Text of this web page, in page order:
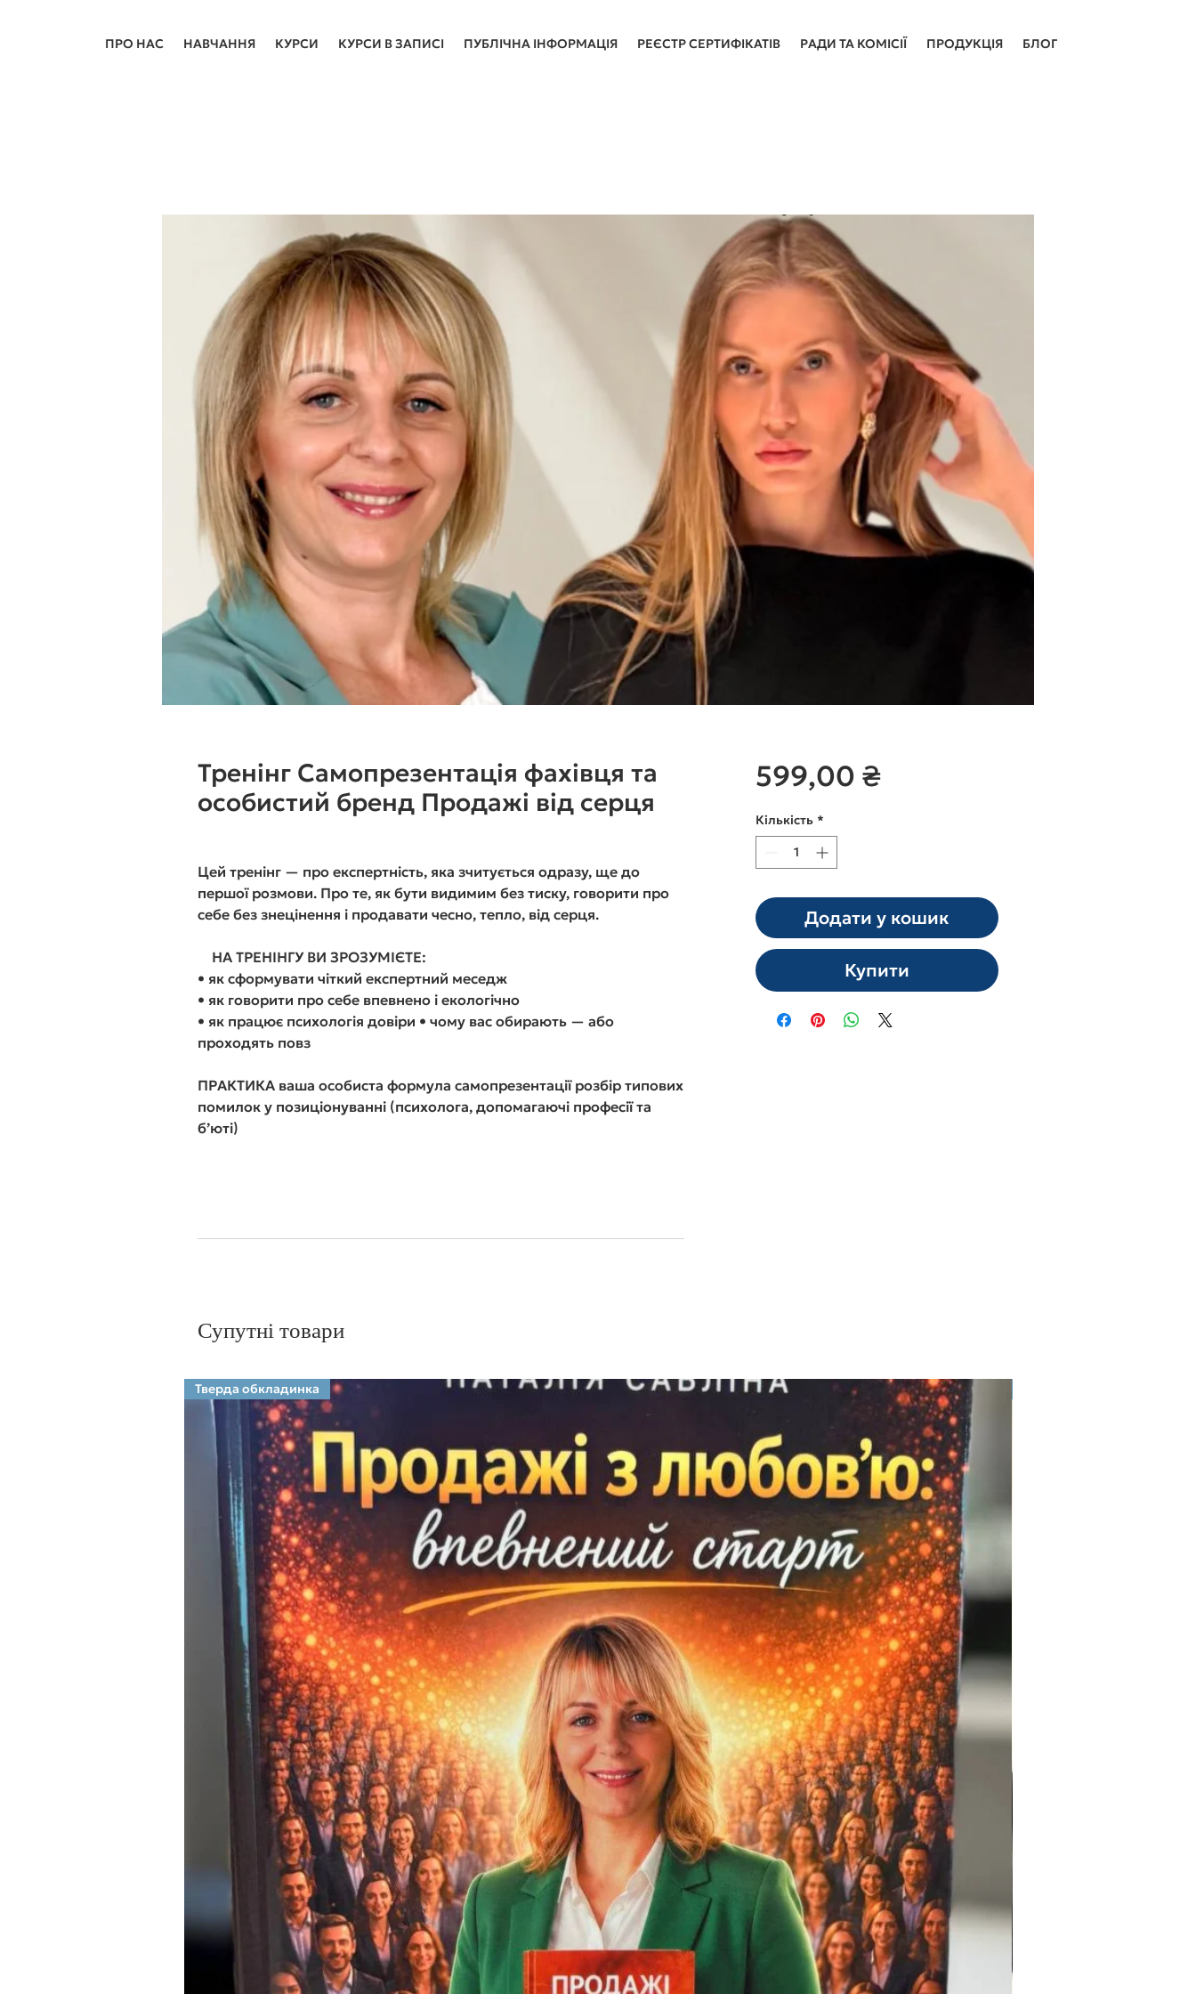
ПРО НАС НАВЧАННЯ КУРСИ КУРСИ В ЗАПИСІ ПУБЛІЧНА ІНФОРМАЦІЯ РЕЄСТР СЕРТИФІКАТІВ РАДИ ТА КОМІСІЇ ПРОДУКЦІЯ БЛОГ
Тренінг Самопрезентація фахівця та
особистий бренд Продажі від серця
Цей тренінг — про експертність, яка зчитується одразу, ще до
першої розмови. Про те, як бути видимим без тиску, говорити про
себе без знецінення і продавати чесно, тепло, від серця.
НА ТРЕНІНГУ ВИ ЗРОЗУМІЄТЕ:
• як сформувати чіткий експертний меседж
• як говорити про себе впевнено і екологічно
• як працює психологія довіри • чому вас обирають — або
проходять повз
ПРАКТИКА ваша особиста формула самопрезентації розбір типових
помилок у позиціонуванні (психолога, допомагаючі професії та
бʼюті)
599,00 ₴Ціна
Кількість *
Додати у кошик
Купити
Супутні товари
Тверда обкладинка